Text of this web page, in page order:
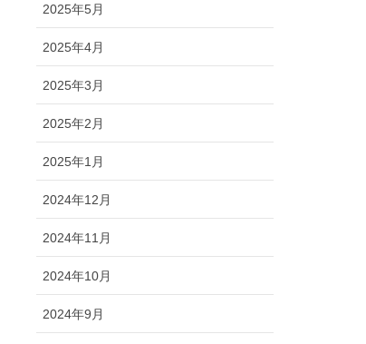
2025年5月
2025年4月
2025年3月
2025年2月
2025年1月
2024年12月
2024年11月
2024年10月
2024年9月